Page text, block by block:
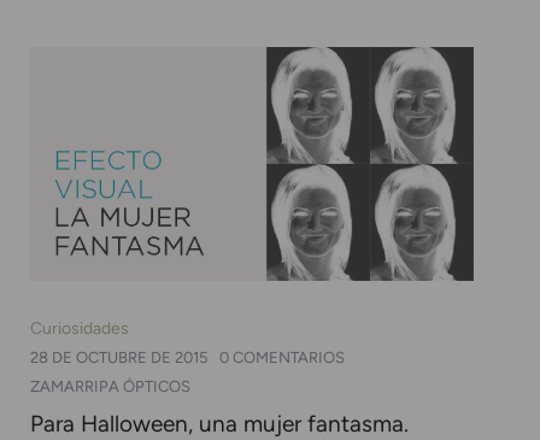
Curiosidades
28 DE OCTUBRE DE 2015
0 COMENTARIOS
ZAMARRIPA ÓPTICOS
Para Halloween, una mujer fantasma.